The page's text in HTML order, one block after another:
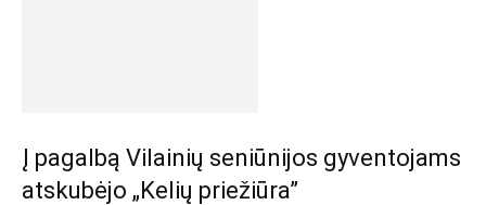
Į pagalbą Vilainių seniūnijos gyventojams
atskubėjo „Kelių priežiūra”